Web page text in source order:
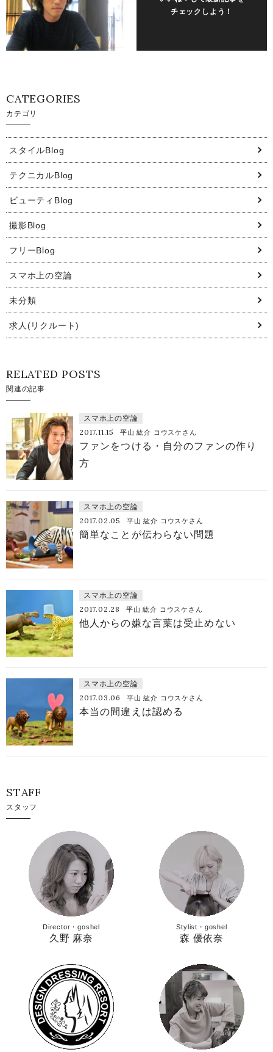
チェックしよう！
CATEGORIES
カテゴリ
スタイルBlog
テクニカルBlog
ビューティBlog
撮影Blog
フリーBlog
スマホ上の空論
未分類
求人(リクルート)
RELATED POSTS
関連の記事
スマホ上の空論
2017.11.15 平山 紘介 コウスケさん
ファンをつける・自分のファンの作り
方
スマホ上の空論
2017.02.05 平山 紘介 コウスケさん
簡単なことが伝わらない問題
スマホ上の空論
2017.02.28 平山 紘介 コウスケさん
他人からの嫌な言葉は受止めない
スマホ上の空論
2017.03.06 平山 紘介 コウスケさん
本当の間違えは認める
STAFF
スタッフ
Director・goshel
久野 麻奈
Stylist・goshel
森 優依奈